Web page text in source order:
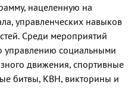
нацеленную на
управленческих навыков
Среди мероприятий
управлению социальными
движения, спортивные
битвы, КВН, викторины и